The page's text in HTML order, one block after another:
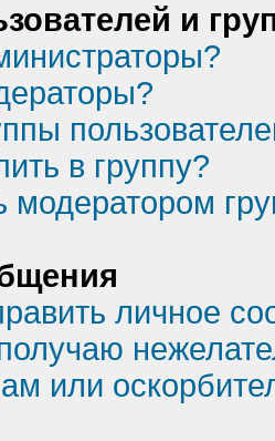
и
в группу?
модератором
личное
или